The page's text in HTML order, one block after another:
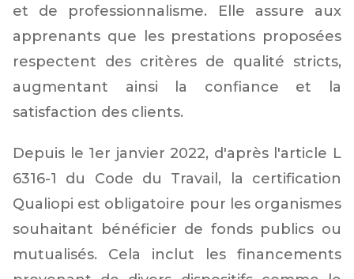
et de professionnalisme. Elle assure aux
apprenants que les prestations proposées
respectent des critères de qualité stricts,
augmentant ainsi la confiance et la
satisfaction des clients.
Depuis le 1er janvier 2022, d'après l'article L
6316-1 du Code du Travail, la certification
Qualiopi est obligatoire pour les organismes
souhaitant bénéficier de fonds publics ou
mutualisés. Cela inclut les financements